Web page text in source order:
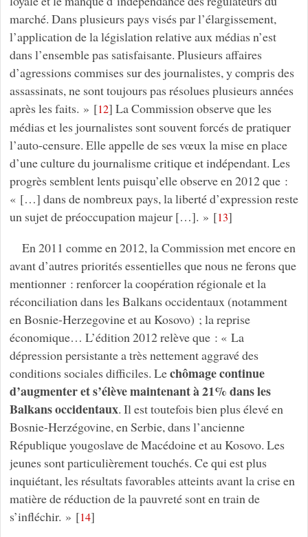
marché. Dans plusieurs pays visés par l’élargissement,
l’application de la législation relative aux médias n’est
dans l’ensemble pas satisfaisante. Plusieurs affaires
d’agressions commises sur des journalistes, y compris des
assassinats, ne sont toujours pas résolues plusieurs années
après les faits. » [12] La Commission observe que les
médias et les journalistes sont souvent forcés de pratiquer
l’auto-censure. Elle appelle de ses vœux la mise en place
d’une culture du journalisme critique et indépendant. Les
progrès semblent lents puisqu’elle observe en 2012 que :
« […] dans de nombreux pays, la liberté d’expression reste
un sujet de préoccupation majeur […]. » [13]
En 2011 comme en 2012, la Commission met encore en
avant d’autres priorités essentielles que nous ne ferons que
mentionner : renforcer la coopération régionale et la
réconciliation dans les Balkans occidentaux (notamment
en Bosnie-Herzegovine et au Kosovo) ; la reprise
économique… L’édition 2012 relève que : « La
dépression persistante a très nettement aggravé des
conditions sociales difficiles. Lechômage continue
d’augmenter et s’élève maintenant à 21% dans les
Balkans occidentaux. Il est toutefois bien plus élevé en
Bosnie-Herzégovine, en Serbie, dans l’ancienne
République yougoslave de Macédoine et au Kosovo. Les
jeunes sont particulièrement touchés. Ce qui est plus
inquiétant, les résultats favorables atteints avant la crise en
matière de réduction de la pauvreté sont en train de
s’infléchir. » [14]